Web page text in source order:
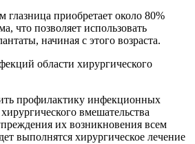
глазница приобретает около 80%
что позволяет использовать
начиная с этого возраста.
области хирургического
профилактику инфекционных
вмешательства
их возникновения всем
выполнятся хирургическое лечение